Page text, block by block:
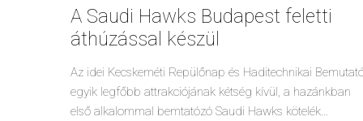
A Saudi Hawks Budapest feletti
áthúzással készül
Az idei Kecskeméti Repülőnap és Haditechnikai
egyik legfőbb attrakciójának kétség kívül, a hazánkban
első alkalommal bemtatózó Saudi Hawks kötelék...